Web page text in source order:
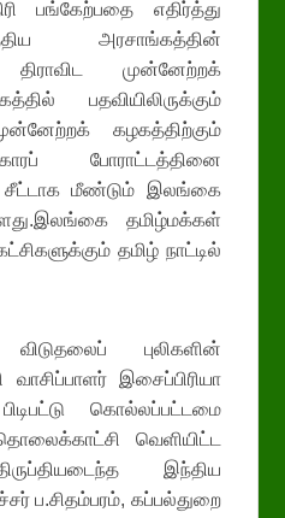
பங்கேற்பதை எதிர்த்து
அரசாங்கத்தின்
திராவிட முன்னேற்றக்
பதவியிலிருக்கும்
கழகத்திற்கும்
போராட்டத்தினை
சீட்டாக மீண்டும் இலங்கை
தமிழ்மக்கள்
தமிழ் நாட்டில்
புலிகளின்
இசைப்பிரியா
கொல்லப்பட்டமை
வெளியிட்ட
இந்திய
ப.சிதம்பரம், கப்பல்துறை